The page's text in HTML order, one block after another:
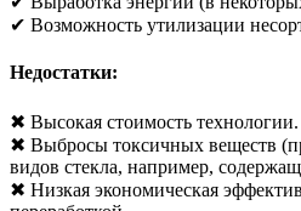
✔ Возможность утилизации
Недостатки:
✖ Высокая стоимость технологии.
✖ Выбросы токсичных веществ
видов стекла, например,
✖ Низкая экономическая